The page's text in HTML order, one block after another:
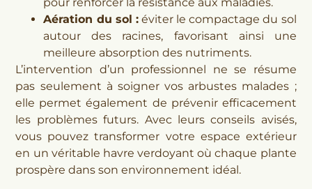
Aération du sol :éviter le compactage du sol
autour des racines, favorisant ainsi une
meilleure absorption des nutriments.
L’intervention d’un professionnel ne se résume
pas seulement à soigner vos arbustes malades ;
elle permet également de prévenir efficacement
les problèmes futurs. Avec leurs conseils avisés,
vous pouvez transformer votre espace extérieur
en un véritable havre verdoyant où chaque plante
prospère dans son environnement idéal.